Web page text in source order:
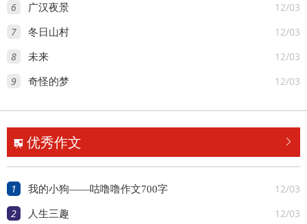
6 12/03
广汉夜景
7 12/03
冬日山村
8 12/03
未来
9 12/03
奇怪的梦

 优秀作文
1 12/03
我的小狗——咕噜噜作文700字
2 12/03
人生三趣